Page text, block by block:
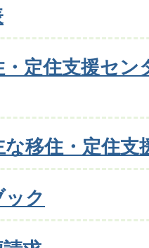
・定住支援セン
移住・定住支
ク